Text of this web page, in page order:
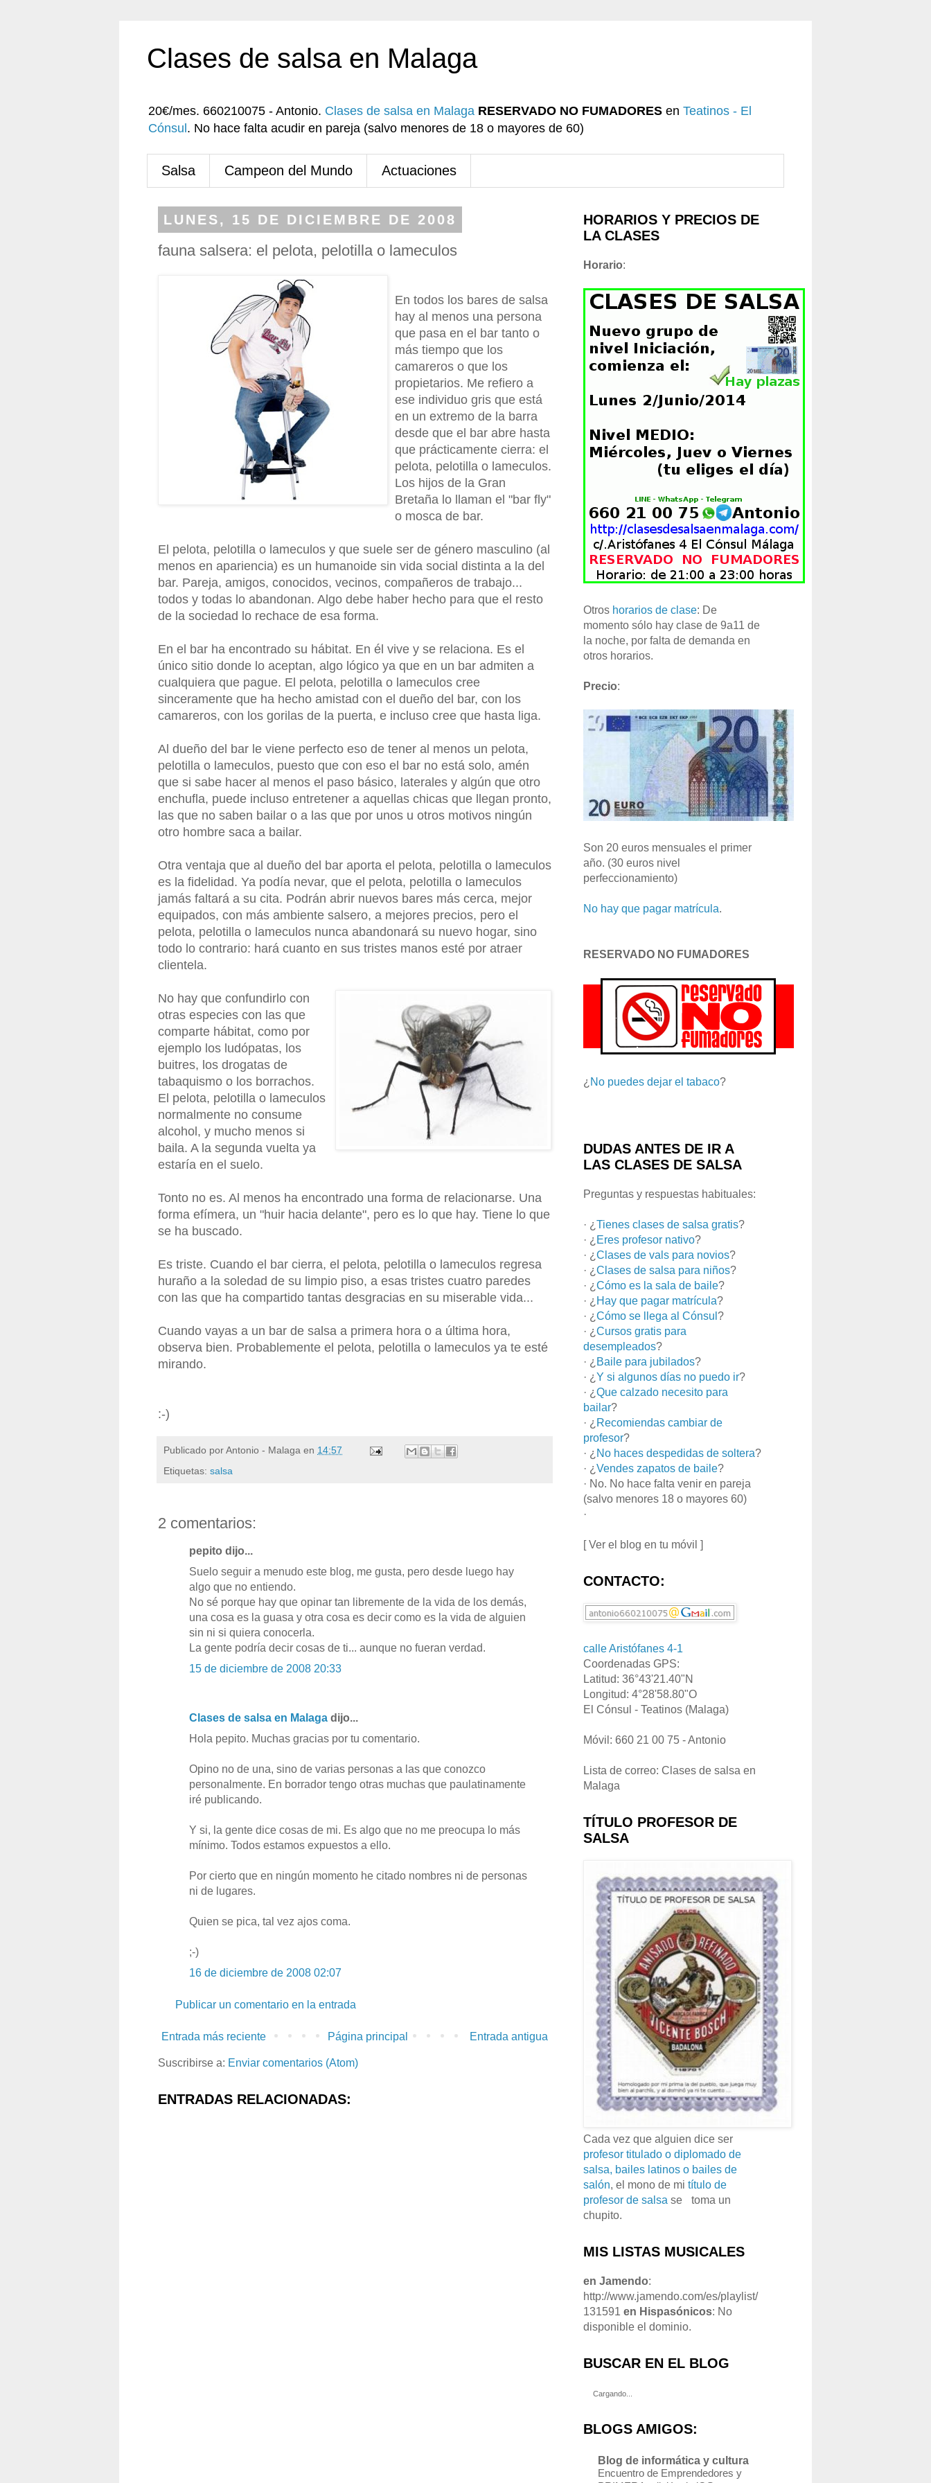
Clases de salsa en Malaga
20€/mes. 660210075 - Antonio. Clases de salsa en Malaga RESERVADO NO FUMADORES en Teatinos - El
Cónsul . No hace falta acudir en pareja (salvo menores de 18 o mayores de 60)
Salsa Campeon del Mundo Actuaciones
LUNES, 15 DE DICIEMBRE DE 2008
fauna salsera: el pelota, pelotilla o lameculos
En todos los bares de salsa
hay al menos una persona
que pasa en el bar tanto o
más tiempo que los
camareros o que los
propietarios. Me refiero a
ese individuo gris que está
en un extremo de la barra
desde que el bar abre hasta
que prácticamente cierra: el
pelota, pelotilla o lameculos.
Los hijos de la Gran
Bretaña lo llaman el "bar fly"
o mosca de bar.
El pelota, pelotilla o lameculos y que suele ser de género masculino (al
menos en apariencia) es un humanoide sin vida social distinta a la del
bar. Pareja, amigos, conocidos, vecinos, compañeros de trabajo...
todos y todas lo abandonan. Algo debe haber hecho para que el resto
de la sociedad lo rechace de esa forma.
En el bar ha encontrado su hábitat. En él vive y se relaciona. Es el
único sitio donde lo aceptan, algo lógico ya que en un bar admiten a
cualquiera que pague. El pelota, pelotilla o lameculos cree
sinceramente que ha hecho amistad con el dueño del bar, con los
camareros, con los gorilas de la puerta, e incluso cree que hasta liga.
Al dueño del bar le viene perfecto eso de tener al menos un pelota,
pelotilla o lameculos, puesto que con eso el bar no está solo, amén
que si sabe hacer al menos el paso básico, laterales y algún que otro
enchufla, puede incluso entretener a aquellas chicas que llegan pronto,
las que no saben bailar o a las que por unos u otros motivos ningún
otro hombre saca a bailar.
Otra ventaja que al dueño del bar aporta el pelota, pelotilla o lameculos
es la fidelidad. Ya podía nevar, que el pelota, pelotilla o lameculos
jamás faltará a su cita. Podrán abrir nuevos bares más cerca, mejor
equipados, con más ambiente salsero, a mejores precios, pero el
pelota, pelotilla o lameculos nunca abandonará su nuevo hogar, sino
todo lo contrario: hará cuanto en sus tristes manos esté por atraer
clientela.
No hay que confundirlo con
otras especies con las que
comparte hábitat, como por
ejemplo los ludópatas, los
buitres, los drogatas de
tabaquismo o los borrachos.
El pelota, pelotilla o lameculos
normalmente no consume
alcohol, y mucho menos si
baila. A la segunda vuelta ya
estaría en el suelo.
Tonto no es. Al menos ha encontrado una forma de relacionarse. Una
forma efímera, un "huir hacia delante", pero es lo que hay. Tiene lo que
se ha buscado.
Es triste. Cuando el bar cierra, el pelota, pelotilla o lameculos regresa
huraño a la soledad de su limpio piso, a esas tristes cuatro paredes
con las que ha compartido tantas desgracias en su miserable vida...
Cuando vayas a un bar de salsa a primera hora o a última hora,
observa bien. Probablemente el pelota, pelotilla o lameculos ya te esté
mirando.
:-)
Publicado porAntonio - Malaga en 14:57
Etiquetas: salsa
2 comentarios:
pepito dijo...
Suelo seguir a menudo este blog, me gusta, pero desde luego hay
algo que no entiendo.
No sé porque hay que opinar tan libremente de la vida de los demás,
una cosa es la guasa y otra cosa es decir como es la vida de alguien
sin ni si quiera conocerla.
La gente podría decir cosas de ti... aunque no fueran verdad.
15 de diciembre de 2008 20:33
Clases de salsa en Malaga dijo...
Hola pepito. Muchas gracias por tu comentario.
Opino no de una, sino de varias personas a las que conozco
personalmente. En borrador tengo otras muchas que paulatinamente
iré publicando.
Y si, la gente dice cosas de mi. Es algo que no me preocupa lo más
mínimo. Todos estamos expuestos a ello.
Por cierto que en ningún momento he citado nombres ni de personas
ni de lugares.
Quien se pica, tal vez ajos coma.
;-)
16 de diciembre de 2008 02:07
Publicar un comentario en la entrada
Entrada más reciente Entrada antigua
Página principal
Suscribirse a: Enviar comentarios (Atom)
ENTRADAS RELACIONADAS:
HORARIOS Y PRECIOS DE
LA CLASES
Horario:
Otros horarios de clase: De
momento sólo hay clase de 9a11 de
la noche, por falta de demanda en
otros horarios.
Precio:
Son 20 euros mensuales el primer
año. (30 euros nivel
perfeccionamiento)
No hay que pagar matrícula.
RESERVADO NO FUMADORES
¿ No puedes dejar el tabaco?
DUDAS ANTES DE IR A
LAS CLASES DE SALSA
Preguntas y respuestas habituales:
· ¿ Tienes clases de salsa gratis?
· ¿ Eres profesor nativo?
· ¿ Clases de vals para novios?
· ¿ Clases de salsa para niños?
· ¿ Cómo es la sala de baile?
· ¿ Hay que pagar matrícula?
· ¿ Cómo se llega al Cónsul ?
· ¿ Cursos gratis para
desempleados?
· ¿ Baile para jubilados?
· ¿ Y si algunos días no puedo ir?
· ¿ Que calzado necesito para
bailar?
· ¿ Recomiendas cambiar de
profesor?
· ¿ No haces despedidas de soltera?
· ¿ Vendes zapatos de baile?
· No. No hace falta venir en pareja
(salvo menores 18 o mayores 60)
·
[ Ver el blog en tu móvil ]
CONTACTO:
calle Aristófanes 4-1
Coordenadas GPS:
Latitud: 36°43'21.40"N
Longitud: 4°28'58.80"O
El Cónsul - Teatinos (Malaga)
Móvil: 660 21 00 75 - Antonio
Lista de correo: Clases de salsa en
Malaga
TÍTULO PROFESOR DE
SALSA
Cada vez que alguien dice ser
profesor titulado o diplomado de
salsa, bailes latinos o bailes de
salón, el mono de mi título de
profesor de salsa se
toma un
chupito.
MIS LISTAS MUSICALES
en Jamendo:
http://www.jamendo.com/es/playlist/
131591 en Hispasónicos: No
disponible el dominio.
BUSCAR EN EL BLOG
Cargando...
BLOGS AMIGOS:
Blog de informática y cultura
Encuentro de Emprendedores y